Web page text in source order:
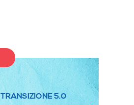
TRANSIZIONE 5.0